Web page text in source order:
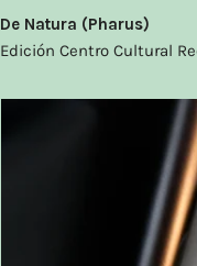
De Natura (Pharus)
Edición Centro Cultural